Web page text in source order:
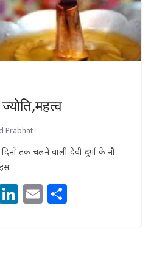
Prabhat
तक चलने वाली देवी दुर्गा के नौ
Li E